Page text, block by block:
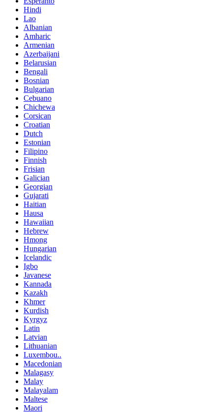
Hindi
Lao
Albanian
Amharic
Armenian
Azerbaijani
Belarusian
Bengali
Bosnian
Bulgarian
Cebuano
Chichewa
Corsican
Croatian
Dutch
Estonian
Filipino
Finnish
Frisian
Galician
Georgian
Gujarati
Haitian
Hausa
Hawaiian
Hebrew
Hmong
Hungarian
Icelandic
Igbo
Javanese
Kannada
Kazakh
Khmer
Kurdish
Kyrgyz
Latin
Latvian
Lithuanian
Luxembou..
Macedonian
Malagasy
Malay
Malayalam
Maltese
Maori